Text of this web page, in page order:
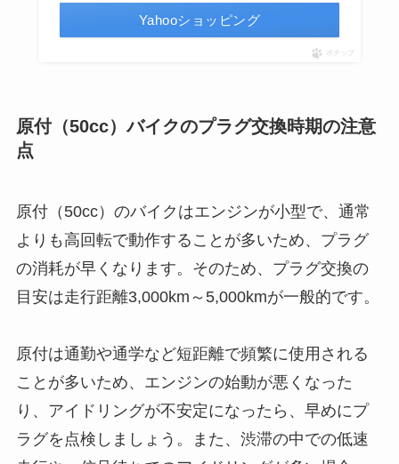
Yahooショッピング
ポチップ
原付（50cc）バイクのプラグ交換時期の注意
点
原付（50cc）のバイクはエンジンが小型で、通常
よりも高回転で動作することが多いため、プラグ
の消耗が早くなります。そのため、プラグ交換の
目安は走行距離3,000km～5,000kmが一般的です。
原付は通勤や通学など短距離で頻繁に使用される
ことが多いため、エンジンの始動が悪くなった
り、アイドリングが不安定になったら、早めにプ
ラグを点検しましょう。また、渋滞の中での低速